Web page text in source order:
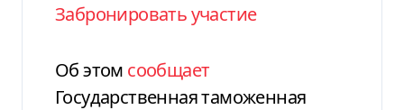
Забронировать участие
Об этом сообщает
Государственная таможенная